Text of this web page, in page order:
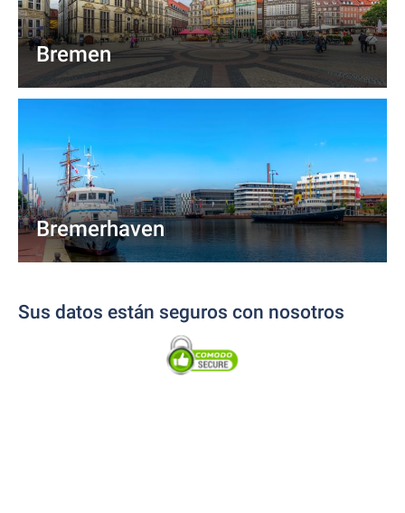
Bremen
Bremerhaven
Sus datos están seguros con nosotros